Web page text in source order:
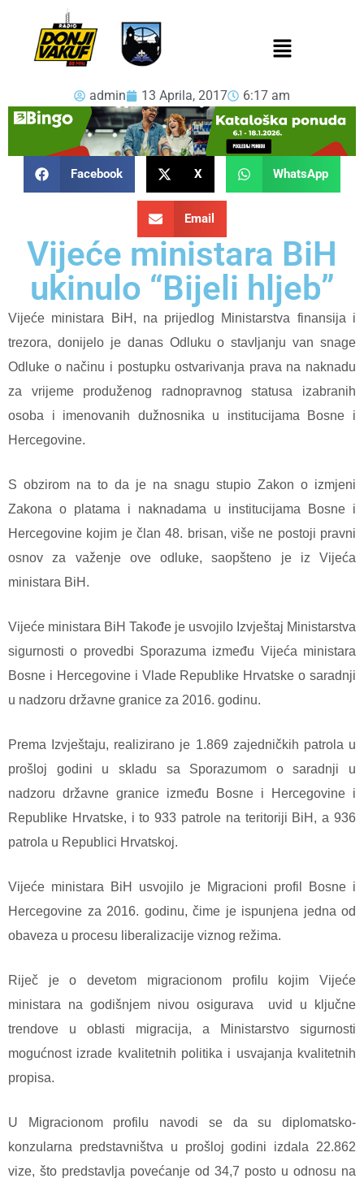
admin 13 Aprila, 2017 6:17 am
Facebook X WhatsApp
Email
Vijeće ministara BiH
ukinulo “Bijeli hljeb”
Vijeće ministara BiH, na prijedlog Ministarstva finansija i
trezora, donijelo je danas Odluku o stavljanju van snage
Odluke o načinu i postupku ostvarivanja prava na naknadu
za vrijeme produženog radnopravnog statusa izabranih
osoba i imenovanih dužnosnika u institucijama Bosne i
Hercegovine.
S obzirom na to da je na snagu stupio Zakon o izmjeni
Zakona o platama i naknadama u institucijama Bosne i
Hercegovine kojim je član 48. brisan, više ne postoji pravni
osnov za važenje ove odluke, saopšteno je iz Vijeća
ministara BiH.
Vijeće ministara BiH Takođe je usvojilo Izvještaj Ministarstva
sigurnosti o provedbi Sporazuma između Vijeća ministara
Bosne i Hercegovine i Vlade Republike Hrvatske o saradnji
u nadzoru državne granice za 2016. godinu.
Prema Izvještaju, realizirano je 1.869 zajedničkih patrola u
prošloj godini u skladu sa Sporazumom o saradnji u
nadzoru državne granice između Bosne i Hercegovine i
Republike Hrvatske, i to 933 patrole na teritoriji BiH, a 936
patrola u Republici Hrvatskoj.
Vijeće ministara BiH usvojilo je Migracioni profil Bosne i
Hercegovine za 2016. godinu, čime je ispunjena jedna od
obaveza u procesu liberalizacije viznog režima.
Riječ je o devetom migracionom profilu kojim Vijeće
ministara na godišnjem nivou osigurava uvid u ključne
trendove u oblasti migracija, a Ministarstvo sigurnosti
mogućnost izrade kvalitetnih politika i usvajanja kvalitetnih
propisa.
U Migracionom profilu navodi se da su diplomatsko-
konzularna predstavništva u prošloj godini izdala 22.862
vize, što predstavlja povećanje od 34,7 posto u odnosu na